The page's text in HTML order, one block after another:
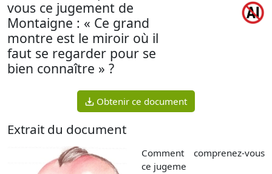
vous ce jugement de
Montaigne : « Ce grand
montre est le miroir où il
faut se regarder pour se
bien connaître » ?
Obtenir ce document
Extrait du document
Comment comprenez-vous
ce jugeme